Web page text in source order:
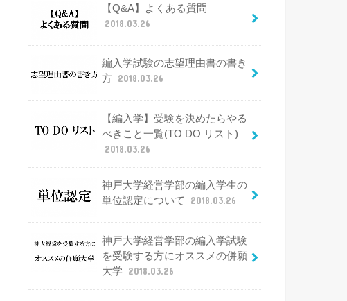
【Q&A】よくある質問
2018.03.26
編入学試験の志望理由書の書き
方 2018.03.26
【編入学】受験を決めたらやる
べきこと一覧(TO DO リスト)
2018.03.26
神戸大学経営学部の編入学生の
単位認定について
2018.03.26
神戸大学経営学部の編入学試験
を受験する方にオススメの併願
大学
2018.03.26